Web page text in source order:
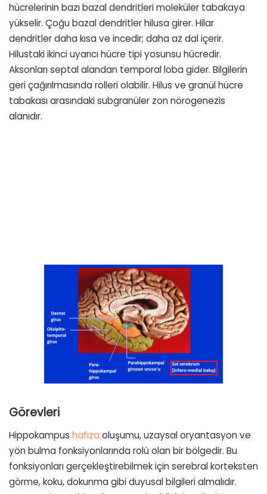
hücrelerinin bazı bazal dendritleri moleküler tabakaya
yükselir. Çoğu bazal dendritler hilusa girer. Hilar
dendritler daha kısa ve incedir; daha az dal içerir.
Hilustaki ikinci uyarıcı hücre tipi yosunsu hücredir.
Aksonları septal alandan temporal loba gider. Bilgilerin
geri çağırılmasında rolleri olabilir. Hilus ve granül hücre
tabakası arasındaki subgranüler zon nörogenezis
alanıdır.
Görevleri
Hippokampus hafıza oluşumu, uzaysal oryantasyon ve
yön bulma fonksiyonlarında rolü olan bir bölgedir. Bu
fonksiyonları gerçekleştirebilmek için serebral korteksten
görme, koku, dokunma gibi duyusal bilgileri almalıdır.